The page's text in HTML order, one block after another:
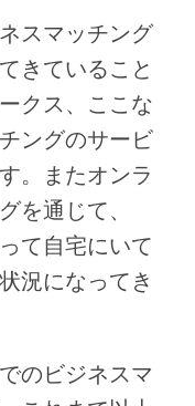
スマッチング
きていること
クス、ここな
ングのサービ
。またオンラ
を通じて、
て自宅にいて
況になってき
のビジネスマ